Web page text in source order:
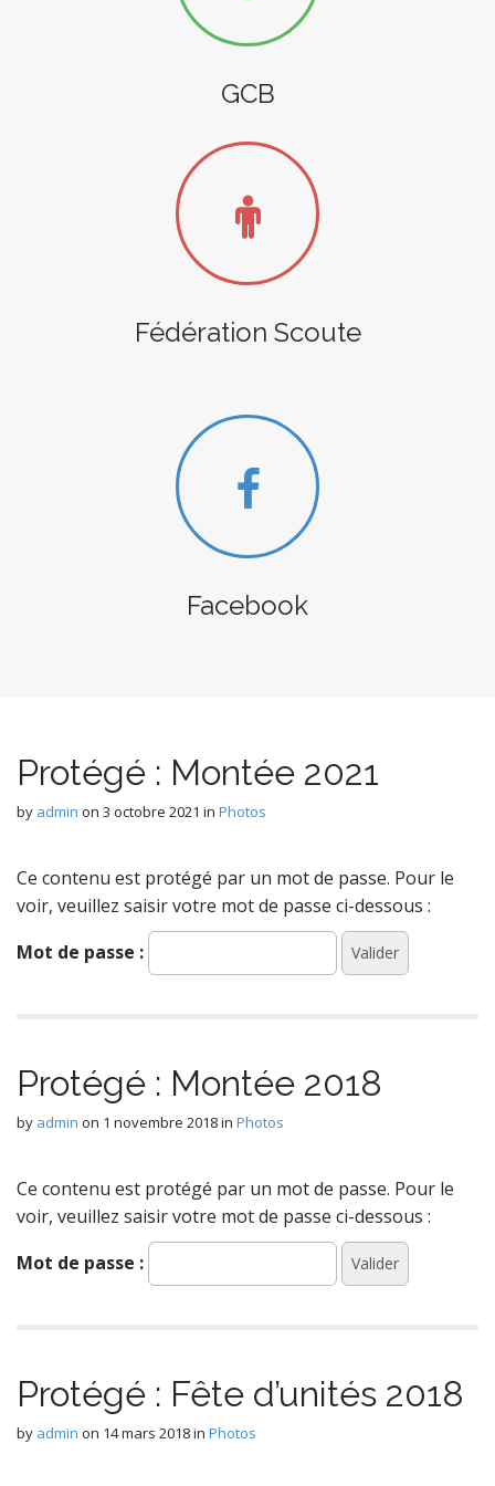
GCB
Fédération Scoute
Facebook
Protégé : Montée 2021
by admin on 3 octobre 2021 in Photos
Ce contenu est protégé par un mot de passe. Pour le
voir, veuillez saisir votre mot de passe ci-dessous :
Mot de passe :
Protégé : Montée 2018
by admin on 1 novembre 2018in Photos
Ce contenu est protégé par un mot de passe. Pour le
voir, veuillez saisir votre mot de passe ci-dessous :
Mot de passe :
Protégé : Fête d’unités 2018
by admin on 14 mars 2018in Photos